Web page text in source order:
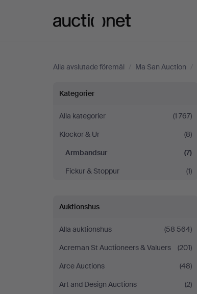
Alla avslutade föremål / Ma San Auction /
Armbandsur
på
Ma
San
Kategorier
Alla kategorier
(1 767)
Klockor & Ur
(8)
Armbandsur
(7)
Fickur & Stoppur
(1)
Auktionshus
Alla auktionshus
(58 564)
Acreman St Auctioneers & Valuers
(201)
Arce Auctions
(48)
Art and Design Auctions
(2)